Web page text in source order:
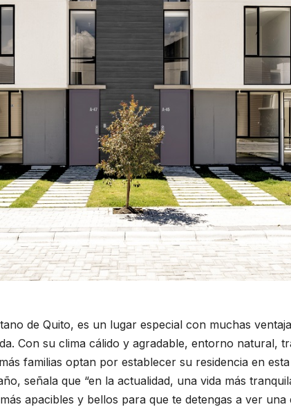
de Quito, es un lugar especial con muchas
Con su clima cálido y agradable, entorno natural,
familias optan por establecer su residencia en
señala que “en la actualidad, una vida más
apacibles y bellos para que te detengas a ver